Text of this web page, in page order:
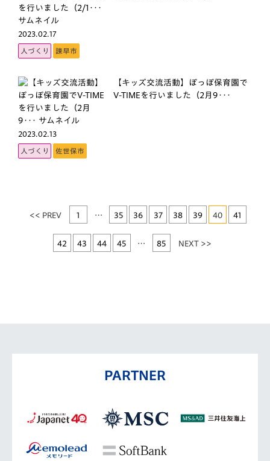
2023.02.17
人づくり 諫早市
2023.02.13
【キッズ交流活動】ぽっぽ保育園で
V-TIMEを行いました（2月9･･･
人づくり 佐世保市
<< PREV 1 … 35 36 37 38 39 40 41
42 43 44 45 … 85 NEXT >>
PARTNER